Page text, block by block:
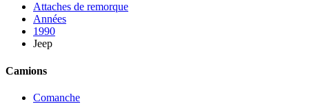
Attaches de remorque
Années
1990
Jeep
Camions
Comanche